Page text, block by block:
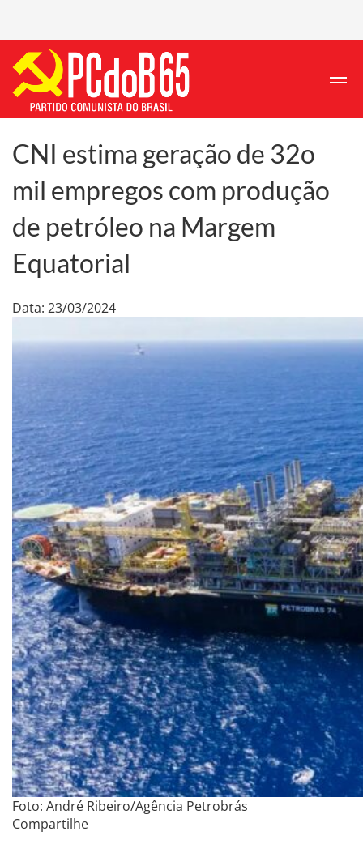
CNI estima geração de 32o
mil empregos com produção
de petróleo na Margem
Equatorial
Data: 23/03/2024
Foto: André Ribeiro/Agência Petrobrás
Compartilhe